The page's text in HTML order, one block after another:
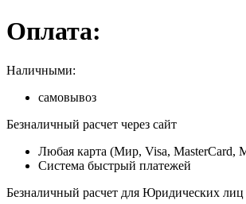
Оплата:
Наличными:
самовывоз
Безналичный расчет через сайт
Любая карта (Мир, Visa, MasterCard,
Система быстрый платежей
Безналичный расчет для Юридических лиц